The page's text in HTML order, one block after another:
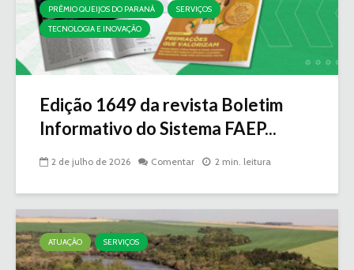
PRÊMIO QUEIJOS DO PARANÁ
SERVIÇOS
TECNOLOGIA E INOVAÇÃO
Edição 1649 da revista Boletim
Informativo do Sistema FAEP...
2 de julho de 2026 Comentar 2 min. leitura
ATUAÇÃO SERVIÇOS